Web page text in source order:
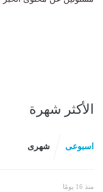
الأكثر شهرة
اسبوعى شهرى
منذ 16 يومًا